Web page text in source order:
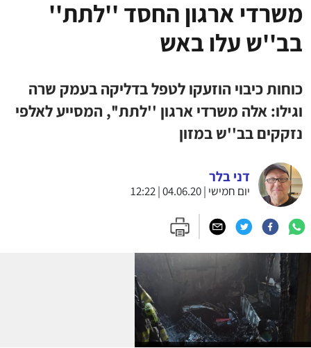
משרדי ארגון החסד ''לתת''
בב''ש עלו באש
כוחות כיבוי הוזעקו לטפל בדליקה בעמק שרה
וגילו: אלה משרדי ארגון ''לתת'', המסייע לאלפי
נזקקים בב''ש במזון
דני בלר
יום חמישי | 04.06.20 | 12:22